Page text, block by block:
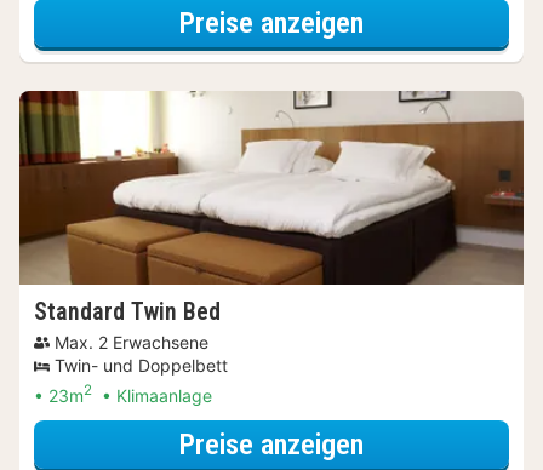
Preise anzeigen
Standard Twin Bed
Max. 2 Erwachsene
Twin- und Doppelbett
23m2 Klimaanlage
Preise anzeigen